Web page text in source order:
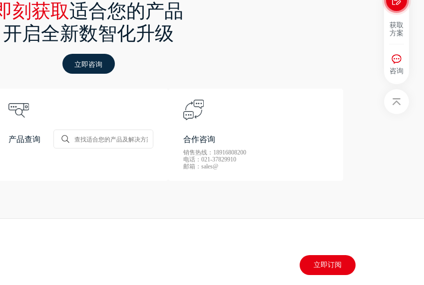
刻获取适合您的产品
开启全新数智化升级
立即咨询
产品查询 合作咨询
销售热线：18916808200
电话：021-37829910
邮箱：sales@
获取
方案
咨询
立即订阅